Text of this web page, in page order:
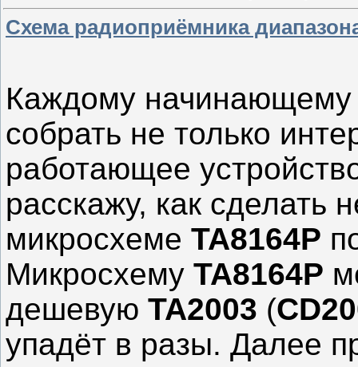
Схема радиоприёмника
Каждому начинающему
собрать не только
работающее
расскажу, как сделать
микросхеме TA8164P
Микросхему TA8164P
дешевую TA2003 (
упадёт в разы. Далее